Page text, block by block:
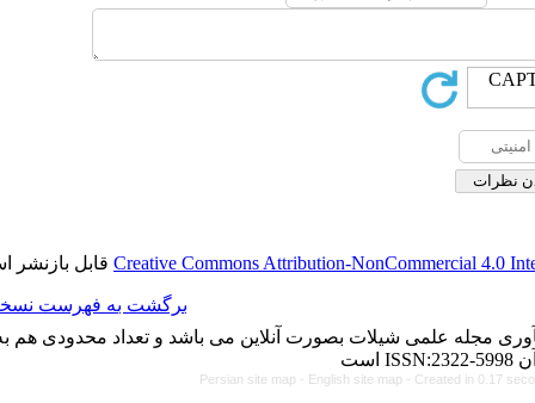
Creative Commonsقابل بازنشر است.
برگشت به فهرست نسخه ها
آنلاین می باشد و تعداد محدودی هم به چاپ می رساند. شماره
Persian site map -